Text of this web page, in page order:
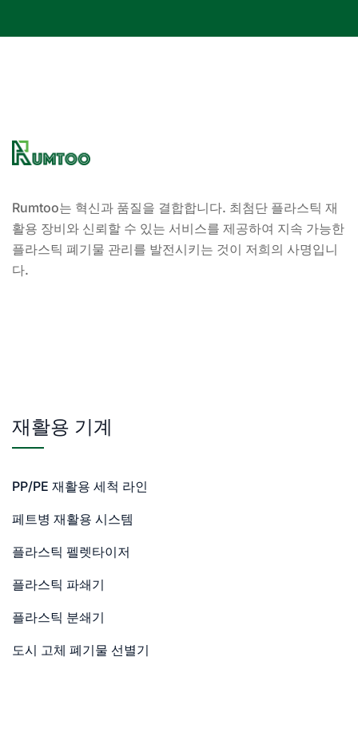
Rumtoo는 혁신과 품질을 결합합니다. 최첨단 플라스틱 재
활용 장비와 신뢰할 수 있는 서비스를 제공하여 지속 가능한
플라스틱 폐기물 관리를 발전시키는 것이 저희의 사명입니
다.
재활용 기계
PP/PE 재활용 세척 라인
페트병 재활용 시스템
플라스틱 펠렛타이저
플라스틱 파쇄기
플라스틱 분쇄기
도시 고체 폐기물 선별기